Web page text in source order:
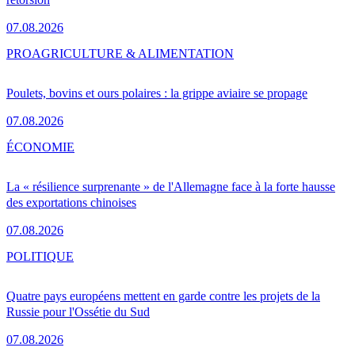
07.08.2026
Poulets, bovins et ours polaires : la grippe aviaire se propage
07.08.2026
PROAGRICULTURE & ALIMENTATION
La « résilience surprenante » de l'Allemagne face à la forte hausse
des exportations chinoises
07.08.2026
ÉCONOMIE
Quatre pays européens mettent en garde contre les projets de la
Russie pour l'Ossétie du Sud
07.08.2026
POLITIQUE